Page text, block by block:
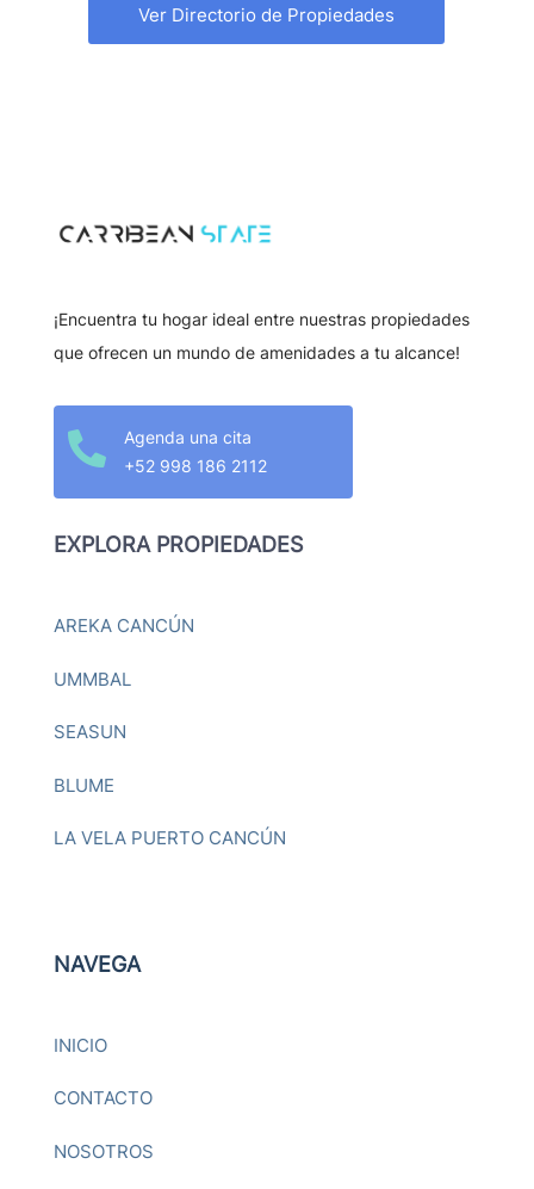
Ver Directorio de Propiedades
¡Encuentra tu hogar ideal entre nuestras propiedades
que ofrecen un mundo de amenidades a tu alcance!

Agenda una cita
+52 998 186 2112
EXPLORA PROPIEDADES
AREKA CANCÚN
UMMBAL
SEASUN
BLUME
LA VELA PUERTO CANCÚN
NAVEGA
INICIO
CONTACTO
NOSOTROS